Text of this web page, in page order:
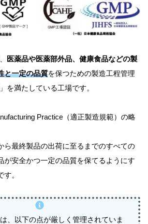
医薬品や医薬部外品、健康食品などの製
と一定の品質を保つための製造工程管理
を満たしている工場です。
Practice（適正製造規範）の略
ら最終製品の出荷に至るまでのすべての
が安全かつ一定の品質を保てるようにす
。
、以下の点が厳しく管理されていま